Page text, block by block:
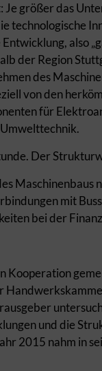
größer das
technologische
also
der Region
des
von den
für
Der
Maschinenbaus
mit
bei der
Kooperation
und die
2015 nahm in